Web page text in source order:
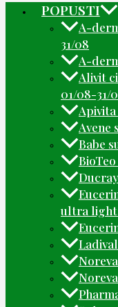
POPUSTI
A-
31/08
A-
Alivit
01/08-31/
Avene
Babe
ultra light